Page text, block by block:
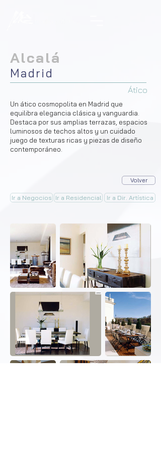
Alcalá
Madrid
Ático
Un ático cosmopolita en Madrid que
equilibra elegancia clásica y vanguardia.
Destaca por sus amplias terrazas, espacios
luminosos de techos altos y un cuidado
juego de texturas ricas y piezas de diseño
contemporáneo.
Volver
Ir a Negocios Ir a Residencial Ir a Dir. Artística